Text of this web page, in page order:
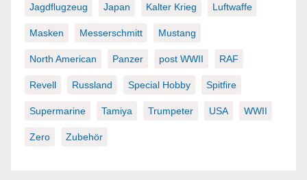
Jagdflugzeug Japan Kalter Krieg Luftwaffe
Masken Messerschmitt Mustang
North American Panzer post WWII RAF
Revell Russland Special Hobby Spitfire
Supermarine Tamiya Trumpeter USA WWII
Zero Zubehör